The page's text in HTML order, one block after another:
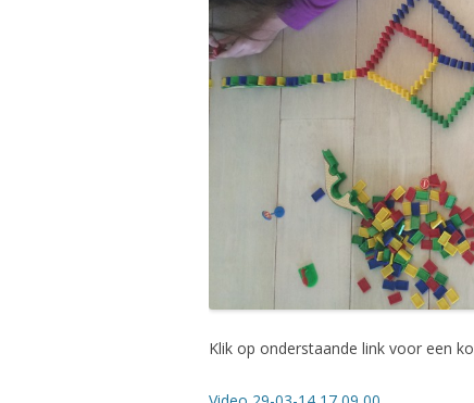
Klik op onderstaande link voor een